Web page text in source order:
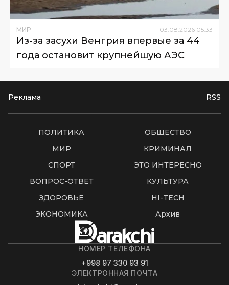
МИР 03 08 2026 05:33
Из-за засухи Венгрия впервые за 44
года остановит крупнейшую АЭС
Реклама RSS
ПОЛИТИКА
ОБЩЕСТВО
МИР
КРИМИНАЛ
СПОРТ
ЭТО ИНТЕРЕСНО
ВОПРОС-ОТВЕТ
КУЛЬТУРА
ЗДОРОВЬЕ
HI-TECH
ЭКОНОМИКА
Архив
НОМЕР ТЕЛЕФОНА
+998 97 330 93 91
ЭЛЕКТРОННАЯ ПОЧТА